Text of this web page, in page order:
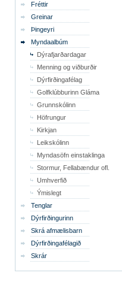
Fréttir
Greinar
Þingeyri
Myndaalbúm
Dýrafjarðardagar
Menning og viðburðir
Dýrfirðingafélag
Golfklúbburinn Gláma
Grunnskólinn
Höfrungur
Kirkjan
Leikskólinn
Myndasöfn einstaklinga
Stormur, Fellabændur ofl.
Umhverfið
Ýmislegt
Tenglar
Dýrfirðingurinn
Skrá afmælisbarn
Dýrfirðingafélagið
Skrár